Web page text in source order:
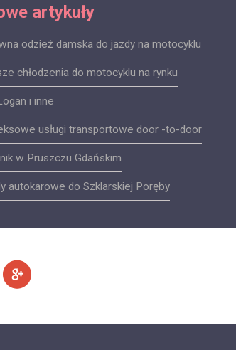
artykuły
odzież damska do jazdy na motocyklu
chłodzenia do motocyklu na rynku
i inne
usługi transportowe door -to-door
w Pruszczu Gdańskim
autokarowe do Szklarskiej Poręby